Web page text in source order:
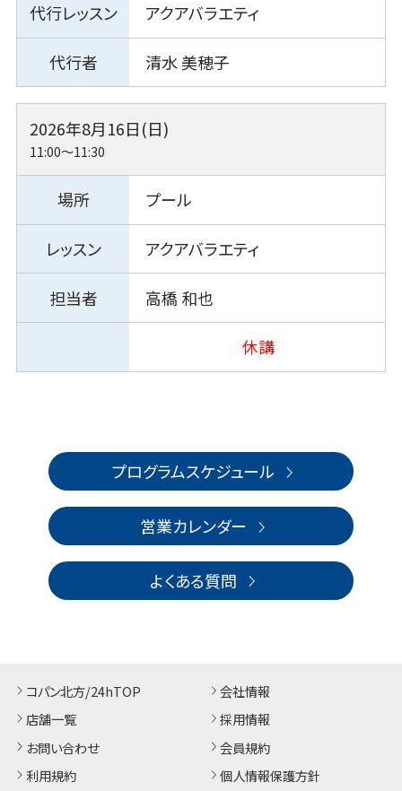
アクアバラエティ
清水 美穂子
2026年8月16日(日)
11:00～11:30
プール
アクアバラエティ
高橋 和也
休講
プログラムスケジュール
営業カレンダー
よくある質問
コパン北方/24hTOP
店舗一覧
お問い合わせ
利用規約
会社情報
採用情報
会員規約
個人情報保護方針